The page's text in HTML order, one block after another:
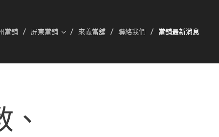
當舖 屏東當舖 來義當舖 聯絡我們 當舖最新消息